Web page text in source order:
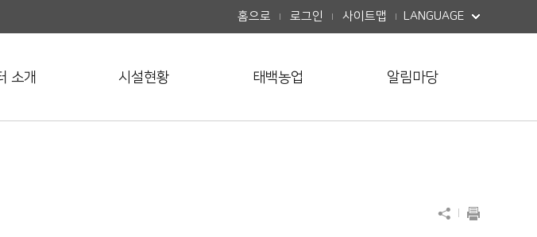
홈으로 로그인 사이트맵 LANGUAGE
소개 시설현황 태백농업 알림마당